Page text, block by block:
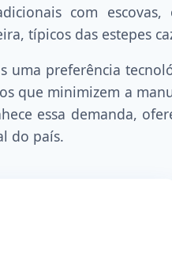
com
típicos das estepes
preferência
que minimizem a
essa demanda,
do país.